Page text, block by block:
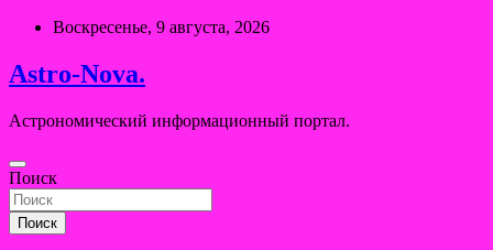
Перейти
содержимому
Воскресенье, 9 августа, 2026
Astro-Nova.
Астрономический информационный портал.
Поиск
Поиск